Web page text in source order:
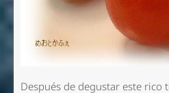
Después de degustar este rico